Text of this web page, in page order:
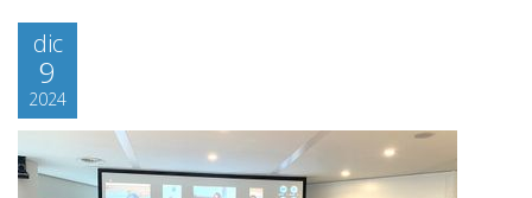
dic
9
2024